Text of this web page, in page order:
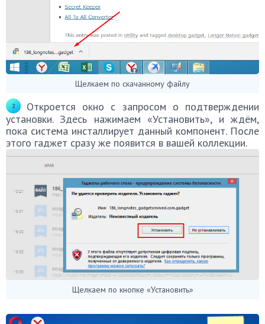
Щелкаем по скачанному файлу
Откроется окно с запросом о подтверждении
установки. Здесь нажимаем «Установить», и ждём,
пока система инсталлирует данный компонент. После
этого гаджет сразу же появится в вашей коллекции.
Щелкаем по кнопке «Установить»